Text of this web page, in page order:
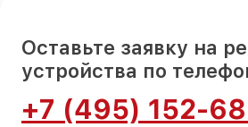
Оставьте заявку на
устройства по
+7 (495) 152-